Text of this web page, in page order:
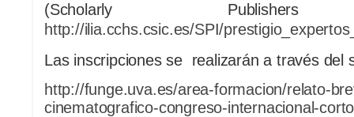
(Scholarly Publishers
http://ilia.cchs.csic.es/SPI/
Las inscripciones se realizarán a través del
http://funge.uva.es/area-formacion/relato-
cinematografico-congreso-internacional-